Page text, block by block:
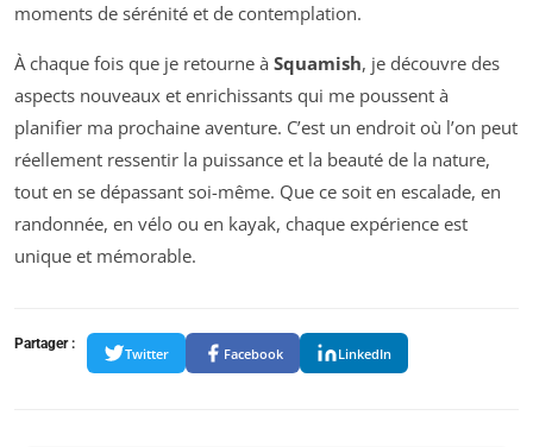
moments de sérénité et de contemplation.
À chaque fois que je retourne à Squamish, je découvre des
aspects nouveaux et enrichissants qui me poussent à
planifier ma prochaine aventure. C’est un endroit où l’on peut
réellement ressentir la puissance et la beauté de la nature,
tout en se dépassant soi-même. Que ce soit en escalade, en
randonnée, en vélo ou en kayak, chaque expérience est
unique et mémorable.
Partager :
Twitter Facebook LinkedIn